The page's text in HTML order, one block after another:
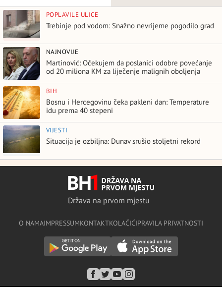
POPLAVILE ULICE
Trebinje pod vodom: Snažno nevrijeme pogodilo grad
NAJNOVIJE
Martinović: Očekujem da poslanici odobre povećanje
od 20 miliona KM za liječenje malignih oboljenja
BIH
Bosnu i Hercegovinu čeka pakleni dan: Temperature
idu prema 40 stepeni
VIJESTI
Situacija je ozbiljna: Dunav srušio stoljetni rekord
Država na prvom mjestu
O NAMAIMPRESSUMKONTAKTKOLAČIĆIPRAVILA PRIVATNOSTI